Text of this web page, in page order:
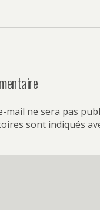
mail ne sera pas
sont indiqués